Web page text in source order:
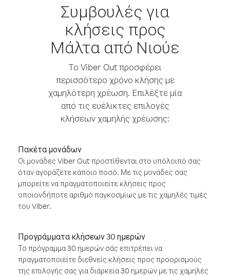
Συμβουλές για
κλήσεις προς
Μάλτα από Νιούε
Το Viber Out προσφέρει
περισσότερο χρόνο κλήσης με
χαμηλότερη χρέωση. Επιλέξτε μία
από τις ευέλικτες επιλογές
κλήσεων χαμηλής χρέωσης:
Πακέτα μονάδων
Οι μονάδες Viber Out προστίθενται στο υπόλοιπό σας
όταν αγοράζετε κάποιο ποσό. Με τις μονάδες σας
μπορείτε να πραγματοποιείτε κλήσεις προς
οποιονδήποτε αριθμό παγκοσμίως με τις χαμηλές τιμές
του Viber.
Προγράμματα κλήσεων 30 ημερών
Το πρόγραμμα 30 ημερών σάς επιτρέπει να
πραγματοποιείτε διεθνείς κλήσεις προς προορισμούς
της επιλογής σας για διάρκεια 30 ημερών με τις χαμηλές